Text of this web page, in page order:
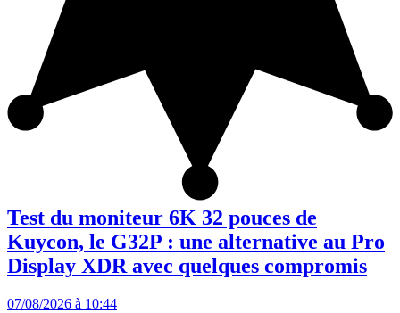
Test du moniteur 6K 32 pouces de
Kuycon, le G32P : une alternative au Pro
Display XDR avec quelques compromis
07/08/2026 à 10:44